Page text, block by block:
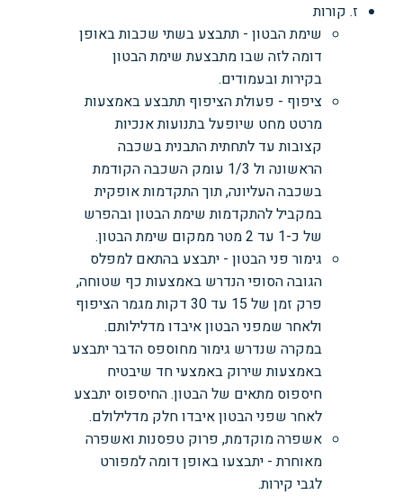
ז. קורות
שימת הבטון - תתבצע בשתי שכבות באופן
דומה לזה שבו מתבצעת שימת הבטון
בקירות ובעמודים.
ציפוף - פעולת הציפוף תתבצע באמצעות
מרטט מחט שיופעל בתנועות אנכיות
קצובות עד לתחתית התבנית בשכבה
הראשונה ול 1/3 עומק השכבה הקודמת
בשכבה העליונה, תוך התקדמות אופקית
במקביל להתקדמות שימת הבטון ובהפרש
של כ-1 עד 2 מטר ממקום שימת הבטון.
גימור פני הבטון - יתבצע בהתאם למפלס
הגובה הסופי הנדרש באמצעות כף שטוחה,
פרק זמן של 15 עד 30 דקות מגמר הציפוף
ולאחר שמפני הבטון איבדו מדלילותם.
במקרה שנדרש גימור מחוספס הדבר יתבצע
באמצעות שירוק באמצעי חד שיבטיח
חיספוס מתאים של הבטון. החיספוס יתבצע
לאחר שפני הבטון איבדו חלק מדלילולם.
אשפרה מוקדמת, פרוק טפסנות ואשפרה
מאוחרת - יתבצעו באופן דומה למפורט
לגבי קירות.